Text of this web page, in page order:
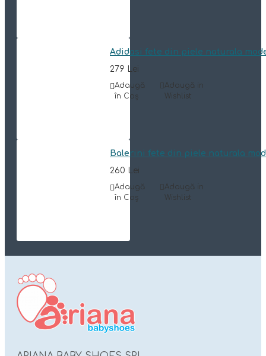
Adidasi fete din piele naturala
279 Lei
Adaugă
în Coş
Adaugă in
Wishlist
Balerini fete din piele naturala
260 Lei
Adaugă
în Coş
Adaugă in
Wishlist